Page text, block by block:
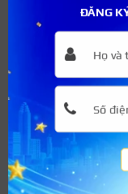
Một số
ĐĂNG